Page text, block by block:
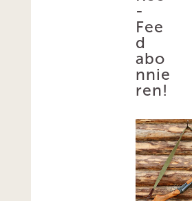
-
Fee
d
abo
nnie
ren!